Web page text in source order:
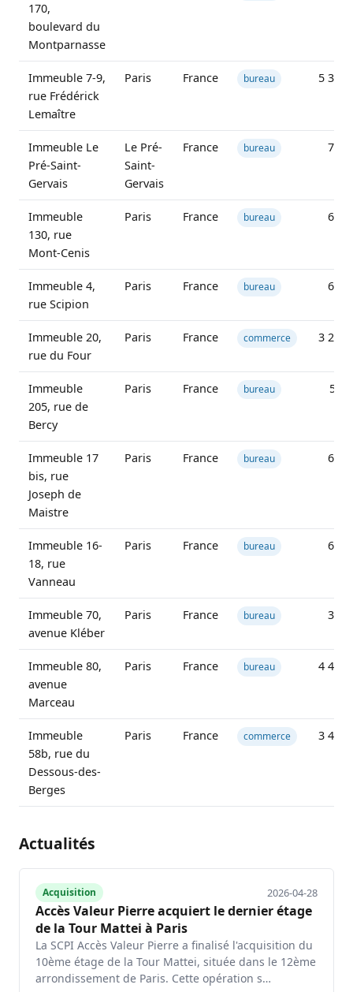
170,
boulevard du
Montparnasse
Immeuble 7-9,
rue Frédérick
Lemaître
Paris France bureau 5 332
Immeuble Le
Pré-Saint-
Gervais
Le Pré-
Saint-
Gervais
France bureau 760
Immeuble
130, rue
Mont-Cenis
Paris France bureau 688
Immeuble 4,
rue Scipion
Paris France bureau 608
Immeuble 20,
rue du Four
Paris France commerce 3 262
Immeuble
205, rue de
Bercy
Paris France bureau
52
Immeuble 17
bis, rue
Joseph de
Maistre
Paris France bureau 604
Immeuble 16-
18, rue
Vanneau
Paris France bureau 612
Immeuble 70,
avenue Kléber
Paris France bureau 300
Immeuble 80,
avenue
Marceau
Paris France bureau 4 400
Immeuble
58b, rue du
Dessous-des-
Berges
Paris France commerce 3 428
Actualités
Acquisition 2026-04-28
Accès Valeur Pierre acquiert le dernier étage
de la Tour Mattei à Paris
La SCPI Accès Valeur Pierre a finalisé l'acquisition du
10ème étage de la Tour Mattei, située dans le 12ème
arrondissement de Paris. Cette opération s…